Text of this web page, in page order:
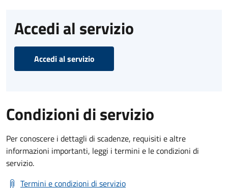
Accedi al servizio
Accedi al servizio
Condizioni di servizio
Per conoscere i dettagli di scadenze, requisiti e altre
informazioni importanti, leggi i termini e le condizioni di
servizio.
Termini e condizioni di servizio